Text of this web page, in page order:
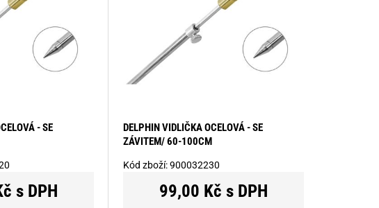
- SE
s DPH
DELPHIN VIDLIČKA OCELOVÁ - SE
ZÁVITEM/ 60-100CM
Kód zboží:900032230
99,00 Kč s DPH